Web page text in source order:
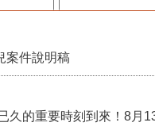
案件說明稿